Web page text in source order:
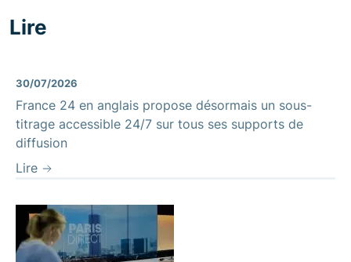
Lire
30/07/2026
France 24 en anglais propose désormais un sous-
titrage accessible 24/7 sur tous ses supports de
diffusion
Lire